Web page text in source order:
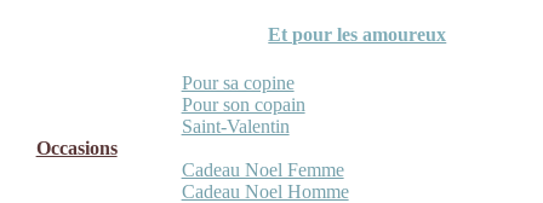
Et pour les amoureux
Pour sa copine
Pour son copain
Saint-Valentin
Occasions
Cadeau Noel Femme
Cadeau Noel Homme